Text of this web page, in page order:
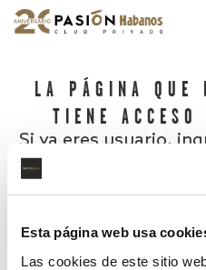
Esta página web usa
Las cookies de este sitio
LA PÁGINA QUE
TIENE
Si ya eres usuario,